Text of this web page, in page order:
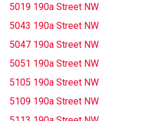
5019 190a Street NW
5043 190a Street NW
5047 190a Street NW
5051 190a Street NW
5105 190a Street NW
5109 190a Street NW